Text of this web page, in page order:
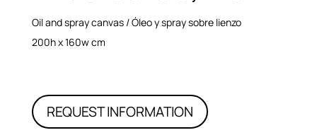
Oil and spray canvas / Óleo y spray sobre lienzo
200h x 160w cm
REQUEST INFORMATION